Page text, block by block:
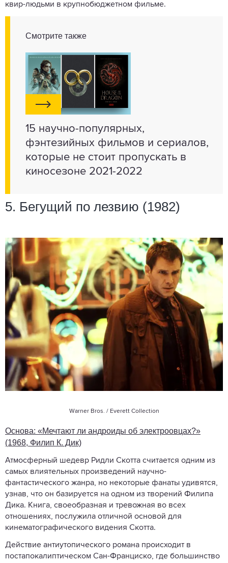
квир-людьми в крупнобюджетном фильме.
Смотрите также
15 научно-популярных,
фэнтезийных фильмов и сериалов,
которые не стоит пропускать в
киносезоне 2021-2022
5. Бегущий по лезвию (1982)
Warner Bros. / Everett Collection
Основа: «Мечтают ли андроиды об электроовцах?»
(1968, Филип К. Дик)
Атмосферный шедевр Ридли Скотта считается одним из
самых влиятельных произведений научно-
фантастического жанра, но некоторые фанаты удивятся,
узнав, что он базируется на одном из творений Филипа
Дика. Книга, своеобразная и тревожная во всех
отношениях, послужила отличной основой для
кинематографического видения Скотта.
Действие антиутопического романа происходит в
постапокалиптическом Сан-Франциско, где большинство